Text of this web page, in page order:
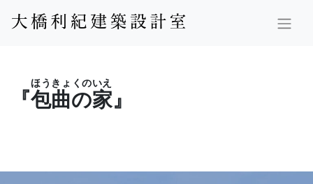
『包曲の家
ほうきょくのいえ
』